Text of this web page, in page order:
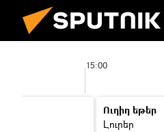
15:00
Ուղիղ եթեր
Լուրեր